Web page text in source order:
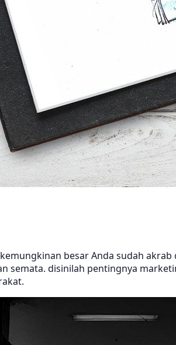
besar Anda sudah
semata. disinilah pentingnya